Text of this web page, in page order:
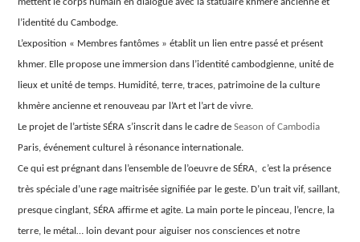
l’identité du Cambodge.
L’exposition « Membres fantômes » établit un lien entre passé et présent
khmer. Elle propose une immersion dans l’identité cambodgienne, unité de
lieux et unité de temps. Humidité, terre, traces, patrimoine de la culture
khmère ancienne et renouveau par l’Art et l’art de vivre.
Le projet de l’artiste SÉRA s’inscrit dans le cadre de Season of Cambodia
Paris, événement culturel à résonance internationale.
Ce qui est prégnant dans l’ensemble de l’oeuvre de SÉRA, c’est la présence
très spéciale d’une rage maitrisée signifiée par le geste. D’un trait vif, saillant,
presque cinglant, SÉRA affirme et agite. La main porte le pinceau, l’encre, la
terre, le métal… loin devant pour aiguiser nos consciences et notre